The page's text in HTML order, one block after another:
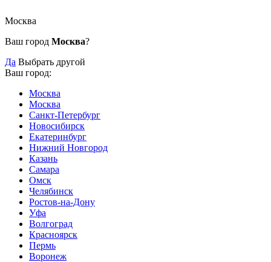
Москва
Ваш город Москва?
Да Выбрать другой
Ваш город:
Москва
Москва
Санкт-Петербург
Новосибирск
Екатеринбург
Нижний Новгород
Казань
Самара
Омск
Челябинск
Ростов-на-Дону
Уфа
Волгоград
Красноярск
Пермь
Воронеж